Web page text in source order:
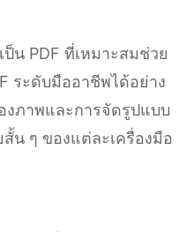
ป็น PDF ที่เหมาะสมช่วย
ระดับมืออาชีพได้อย่าง
ภาพและการจัดรูปแบบ
น ๆ ของแต่ละเครื่องมือ